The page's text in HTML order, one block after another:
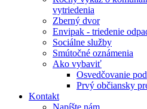
vytriedenia
Zberný dvor
Envipak - triedenie
Sociálne služby
Smútočné oznámenia
Ako vybaviť
Osvedčovanie
Prvý občiansky
Kontakt
Napíšte nám